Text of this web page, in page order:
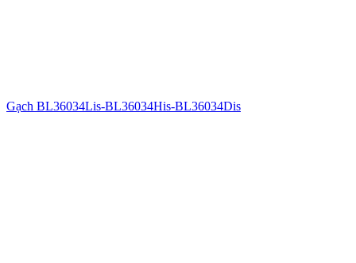
Gạch BL36034Lis-BL36034His-BL36034Dis